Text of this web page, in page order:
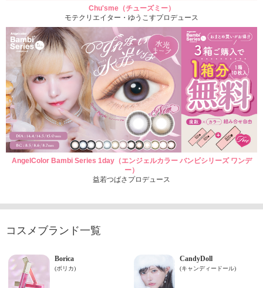
Chu'sme（チューズミー）
モテクリエイター・ゆうこすプロデュース
AngelColor Bambi Series 1day（エンジェルカラー バンビシリーズ ワンデ
ー）
益若つばさプロデュース
コスメブランド一覧